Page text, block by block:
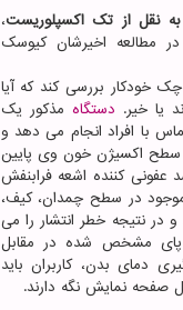
به نقل از تک اکسپلوریست،
مطالعه اخیرشان کیوسک
چک خودکار بررسی کند که آیا
یا خیر. دستگاه مذکور یک
با افراد انجام می دهد و
سطح اکسیژن خون وی پایین
کننده اشعه فرابنفش
در سطح چمدان، کیف،
و در نتیجه خطر انتشار را می
پای مشخص شده در مقابل
دمای بدن، کاربران باید
صفحه نمایش نگه دارند.